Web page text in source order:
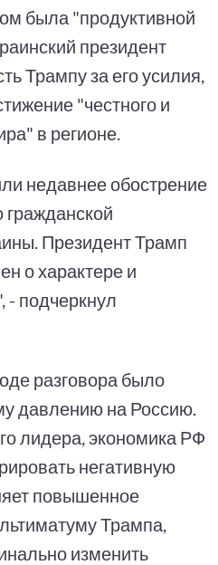
была "продуктивной
президент
Трампу за его усилия,
"честного и
в регионе.
недавнее обострение
гражданской
Президент Трамп
о характере и
- подчеркнул
разговора было
давлению на Россию.
лидера, экономика РФ
негативную
повышенное
Трампа,
изменить